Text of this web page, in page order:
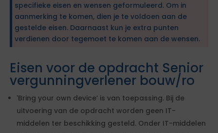
specifieke eisen en wensen geformuleerd. Om in
aanmerking te komen, dien je te voldoen aan de
gestelde eisen. Daarnaast kun je extra punten
verdienen door tegemoet te komen aan de wensen.
Eisen voor de opdracht Senior
vergunningverlener bouw/ro
'Bring your own device’ is van toepassing. Bij de
uitvoering van de opdracht worden geen IT-
middelen ter beschikking gesteld. Onder IT-middelen